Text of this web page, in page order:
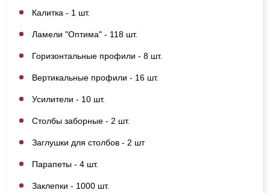
Калитка - 1 шт.
Ламели "Оптима" - 118 шт.
Горизонтальные профили - 8 шт.
Вертикальные профили - 16 шт.
Усилители - 10 шт.
Столбы заборные - 2 шт.
Заглушки для столбов - 2 шт
Парапеты - 4 шт.
Заклепки - 1000 шт.